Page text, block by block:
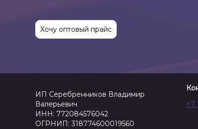
Хочу оптовый прайс
ИП Серебренников Владимир
Валерьевич
ИНН: 772084576042
ОГРНИП: 318774600019560
+7